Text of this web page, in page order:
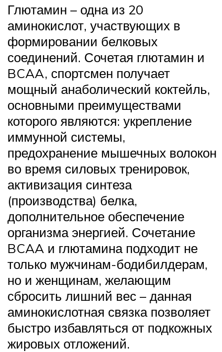
Глютамин – одна из 20
аминокислот, участвующих в
формировании белковых
соединений. Сочетая глютамин и
BCAA, спортсмен получает
мощный анаболический коктейль,
основными преимуществами
которого являются: укрепление
иммунной системы,
предохранение мышечных волокон
во время силовых тренировок,
активизация синтеза
(производства) белка,
дополнительное обеспечение
организма энергией. Сочетание
BCAA и глютамина подходит не
только мужчинам-бодибилдерам,
но и женщинам, желающим
сбросить лишний вес – данная
аминокислотная связка позволяет
быстро избавляться от подкожных
жировых отложений.